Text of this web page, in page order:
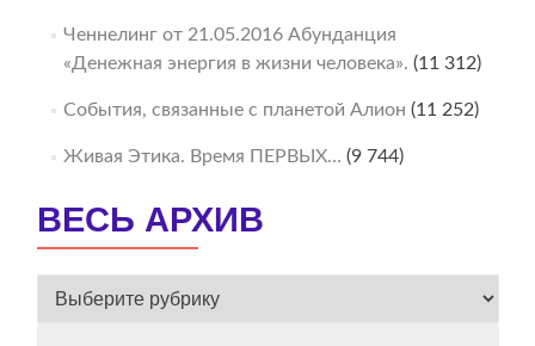
Ченнелинг от 21.05.2016 Абунданция
«Денежная энергия в жизни человека». (11 312)
События, связанные с планетой Алион (11 252)
Живая Этика. Время ПЕРВЫХ… (9 744)
ВЕСЬ АРХИВ
ВЕСЬ